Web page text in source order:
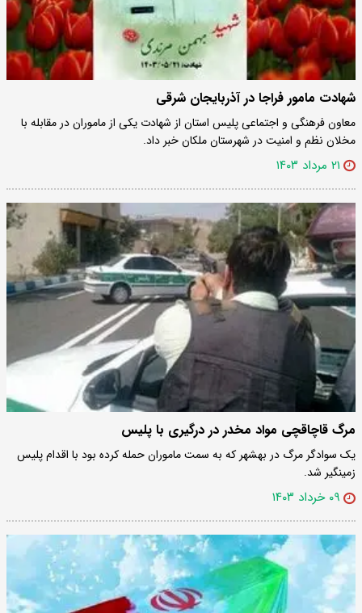
شهادت مامور فراجا در آذربایجان شرقی
معاون فرهنگی و اجتماعی پلیس استان از شهادت یکی از ماموران در مقابله با
مخلان نظم و امنیت در شهرستان ملکان خبر داد.
۲۱ مرداد ۱۴۰۳
مرگ قاچاقچی مواد مخدر در درگیری با پلیس
یک سوادگر مرگ در بهشهر که به سمت ماموران حمله کرده بود با اقدام پلیس
زمینگیر شد.
۰۹ خرداد ۱۴۰۳